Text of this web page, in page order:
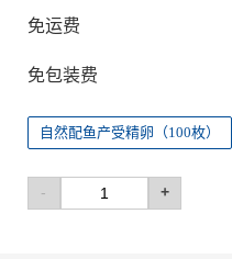
免运费
免包装费
自然配鱼产受精卵（100枚）
- +